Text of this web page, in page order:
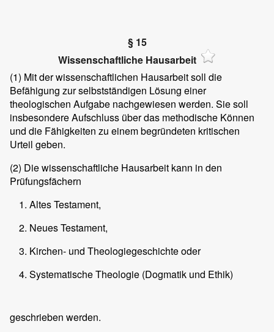
§ 15
Wissenschaftliche Hausarbeit
(1) Mit der wissenschaftlichen Hausarbeit soll die
Befähigung zur selbstständigen Lösung einer
theologischen Aufgabe nachgewiesen werden. Sie soll
insbesondere Aufschluss über das methodische Können
und die Fähigkeiten zu einem begründeten kritischen
Urteil geben.
(2) Die wissenschaftliche Hausarbeit kann in den
Prüfungsfächern
Altes Testament,
Neues Testament,
Kirchen- und Theologiegeschichte oder
Systematische Theologie (Dogmatik und Ethik)
geschrieben werden.